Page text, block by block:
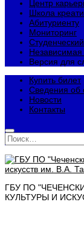
Центр
Школа
Абитуриенту
Мониторинг
Независимая
Версия для
Купить билет
Сведения об
Новости
Контакты
Найти:
ГБУ ПО
КУЛЬТУРЫ И